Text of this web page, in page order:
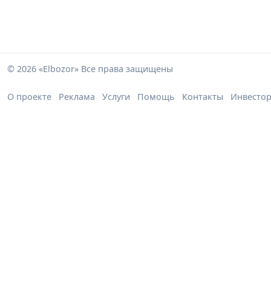
© 2026 «Elbozor» Все права защищены
О проекте Реклама Услуги Помощь Контакты